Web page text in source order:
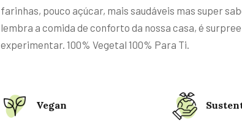
farinhas, pouco açúcar, mais saudáveis mas super
lembra a comida de conforto da nossa casa, é
experimentar. 100% Vegetal 100% Para Ti.
Vegan